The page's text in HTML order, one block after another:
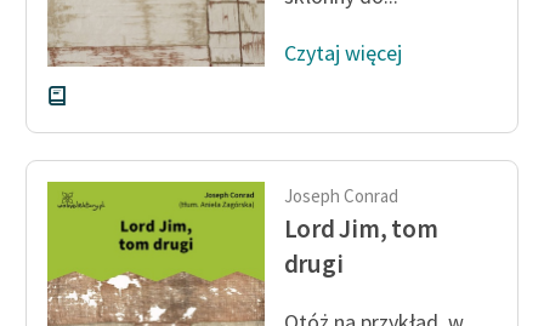
szkolnych i literatury do
słuchania dla uczennic i
uczniów z
niepełnosprawnościami
Popularyzacja
skandynawskiej literatury
feministycznej
Ręce pełne poezji
Czytaj więcej
Joseph Conrad
Lord Jim, tom
drugi